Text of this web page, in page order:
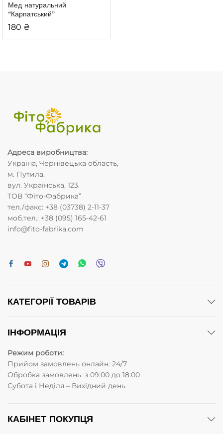
Мед натуральний
“Карпатський”
180 ₴
Адреса виробництва:
Україна, Чернівецька область,
м. Путила.
вул. Українська, 123.
ТОВ “Фіто-Фабрика”
тел./факс: +38 (03738) 2-11-37
моб.тел.: +38 (095) 165-42-61
info@fito-fabrika.com
КАТЕГОРІЇ ТОВАРІВ
ІНФОРМАЦІЯ
Режим роботи:
Прийом замовлень онлайн: 24/7
Обробка замовлень: з 09:00 до 18:00
Субота i Неділя – Вихідний день
КАБІНЕТ ПОКУПЦЯ